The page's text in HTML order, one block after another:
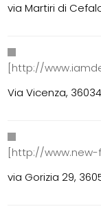
via Martiri di
[http://
Via Vicenza,
[http://www.new-
via Gorizia 29,